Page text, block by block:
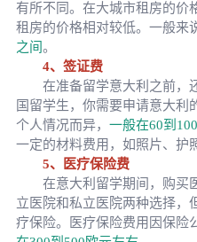
有所不同。在大城市租房的价
租房的价格相对较低。一般来
之间 。
4、签证费
在准备留学意大利之前，
国留学生，你需要申请意大利
个人情况而异， 一般在60到
一定的材料费用，如照片、护
5、医疗保险费
在意大利留学期间，购买
立医院和私立医院两种选择，
疗保险。医疗保险费用因保险